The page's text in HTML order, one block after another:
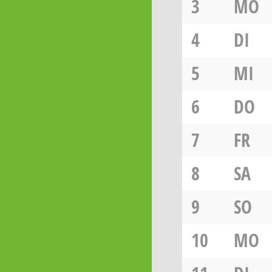
3
MO
4
DI
5
MI
6
DO
7
FR
8
SA
9
SO
10
MO